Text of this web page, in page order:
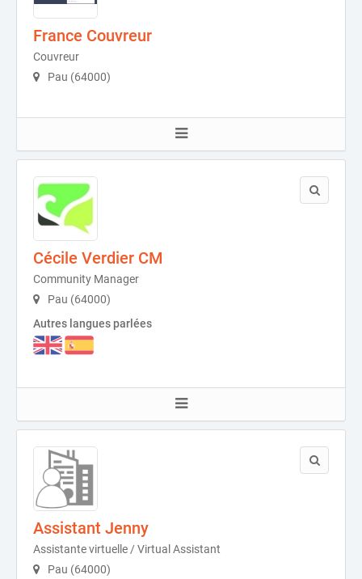
France Couvreur
Couvreur
Pau (64000)
Cécile Verdier CM
Community Manager
Pau (64000)
Autres langues parlées
Assistant Jenny
Assistante virtuelle / Virtual Assistant
Pau (64000)